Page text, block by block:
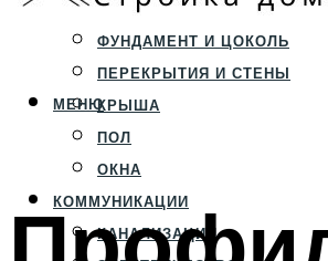
СТРОИТЕЛЬСТВО
ФУНДАМЕНТ И ЦОКОЛЬ
ПЕРЕКРЫТИЯ И СТЕНЫ
КРЫША
ПОЛ
ОКНА
КОММУНИКАЦИИ
КАНАЛИЗАЦИЯ
МЕНЮ